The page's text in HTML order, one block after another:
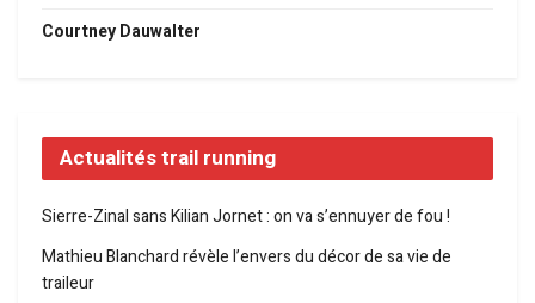
Courtney Dauwalter
Actualités trail running
Sierre-Zinal sans Kilian Jornet : on va s’ennuyer de fou !
Mathieu Blanchard révèle l’envers du décor de sa vie de
traileur